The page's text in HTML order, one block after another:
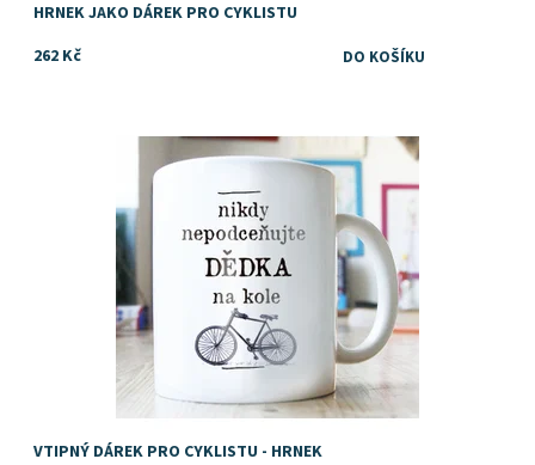
HRNEK JAKO DÁREK PRO CYKLISTU
262 Kč
Vtipný dárek pro cyklistu, kolaře, kamaráda, tátu, dědečka nebo
Skladem
DejDar
VTIPNÝ DÁREK PRO CYKLISTU - HRNEK